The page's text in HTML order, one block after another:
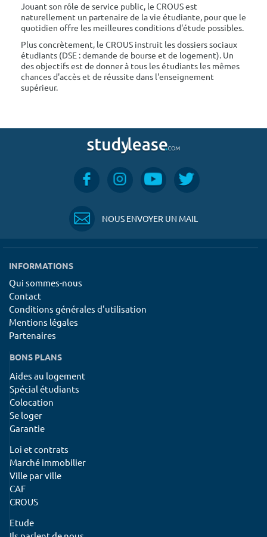
Jouant son rôle de service public, le CROUS est
naturellement un partenaire de la vie étudiante, pour que le
quotidien offre les meilleures conditions d'étude possibles.
Plus concrètement, le CROUS instruit les dossiers sociaux
étudiants (DSE : demande de bourse et de logement). Un
des objectifs est de donner à tous les étudiants les mêmes
chances d'accès et de réussite dans l'enseignement
supérieur.
NOUS ENVOYER UN MAIL
INFORMATIONS
Qui sommes-nous
Contact
Conditions générales d'utilisation
Mentions légales
Partenaires
BONS PLANS
Aides au logement
Spécial étudiants
Colocation
Se loger
Garantie
Loi et contrats
Marché immobilier
Ville par ville
CAF
CROUS
Etude